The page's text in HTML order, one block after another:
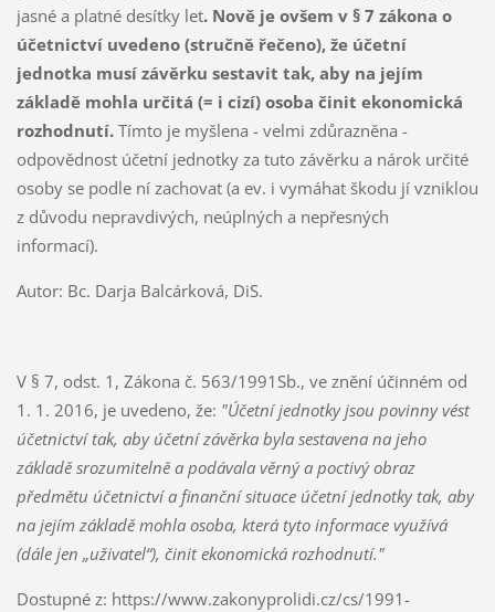
jasné a platné desítky let. Nově je ovšem v § 7 zákona o
účetnictví uvedeno (stručně řečeno), že účetní
jednotka musí závěrku sestavit tak, aby na jejím
základě mohla určitá (= i cizí) osoba činit ekonomická
rozhodnutí.Tímto je myšlena - velmi zdůrazněna -
odpovědnost účetní jednotky za tuto závěrku a nárok určité
osoby se podle ní zachovat (a ev. i vymáhat škodu jí vzniklou
z důvodu nepravdivých, neúplných a nepřesných
informací).
Autor: Bc. Darja Balcárková, DiS.
V § 7, odst. 1, Zákona č. 563/1991Sb., ve znění účinném od
1. 1. 2016, je uvedeno, že: "Účetní jednotky jsou povinny vést
účetnictví tak, aby účetní závěrka byla sestavena na jeho
základě srozumitelně a podávala věrný a poctivý obraz
předmětu účetnictví a finanční situace účetní jednotky tak, aby
na jejím základě mohla osoba, která tyto informace využívá
(dále jen „uživatel“), činit ekonomická rozhodnutí."
Dostupné z: https://www.zakonyprolidi.cz/cs/1991-